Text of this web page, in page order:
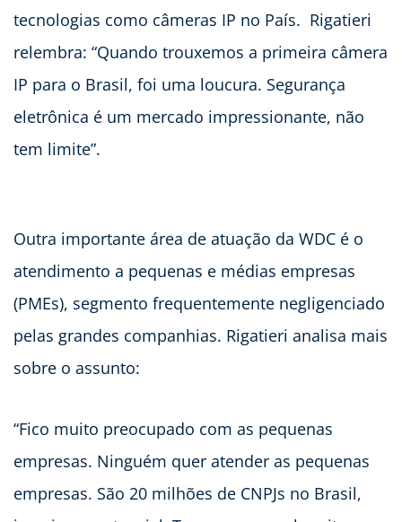
tecnologias como câmeras IP no País. Rigatieri
relembra: “Quando trouxemos a primeira câmera
IP para o Brasil, foi uma loucura. Segurança
eletrônica é um mercado impressionante, não
tem limite”.
Outra importante área de atuação da WDC é o
atendimento a pequenas e médias empresas
(PMEs), segmento frequentemente negligenciado
pelas grandes companhias. Rigatieri analisa mais
sobre o assunto:
“Fico muito preocupado com as pequenas
empresas. Ninguém quer atender as pequenas
empresas. São 20 milhões de CNPJs no Brasil,